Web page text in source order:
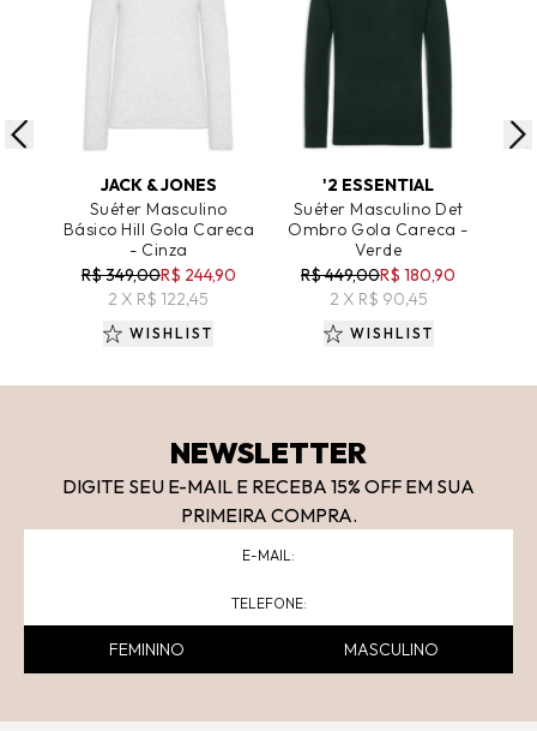
ADICIONAR AO CARRINHO
JACK & JONES
Suéter Masculino
Básico Hill Gola Careca
- Cinza
R$ 349,00R$ 244,90
2 X R$ 122,45
WISHLIST
ADICIONAR AO CARRINHO
'2 ESSENTIAL
Suéter Masculino Det
Ombro Gola Careca -
Verde
R$ 449,00R$ 180,90
2 X R$ 90,45
WISHLIST
NEWSLETTER
DIGITE SEU E-MAIL E RECEBA 15% OFF EM SUA
PRIMEIRA COMPRA.
FEMININO MASCULINO